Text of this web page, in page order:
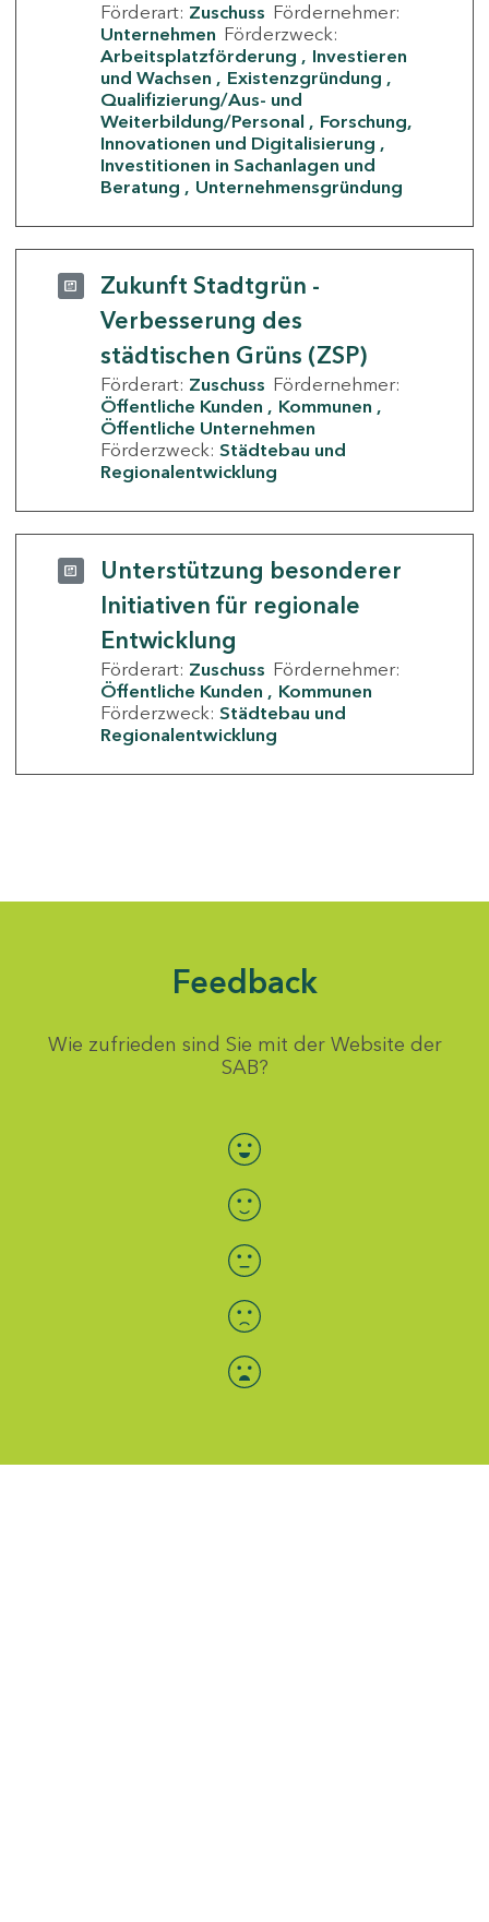
Förderart: Zuschuss Fördernehmer:
Unternehmen Förderzweck:
Arbeitsplatzförderung
Investieren
und Wachsen
Existenzgründung
Qualifizierung/Aus- und
Weiterbildung/Personal
Forschung,
Innovationen und Digitalisierung
Investitionen in Sachanlagen und
Beratung
Unternehmensgründung
Zukunft Stadtgrün -
Verbesserung des
städtischen Grüns (ZSP)
Förderart: Zuschuss Fördernehmer:
Öffentliche Kunden
Kommunen
Öffentliche Unternehmen
Förderzweck: Städtebau und
Regionalentwicklung
Unterstützung besonderer
Initiativen für regionale
Entwicklung
Förderart: Zuschuss Fördernehmer:
Öffentliche Kunden
Kommunen
Förderzweck: Städtebau und
Regionalentwicklung
Feedback
Wie zufrieden sind Sie mit der Website der
SAB?
Bewertung auswählen